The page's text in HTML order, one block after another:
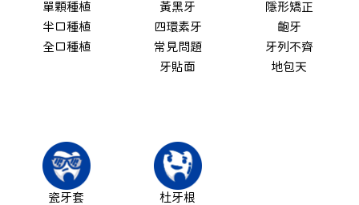
單顆種植
半口種植
全口種植
黃黑牙
四環素牙
常見問題
牙貼面
隱形矯正
齙牙
牙列不齊
地包天
瓷牙套
杜牙根